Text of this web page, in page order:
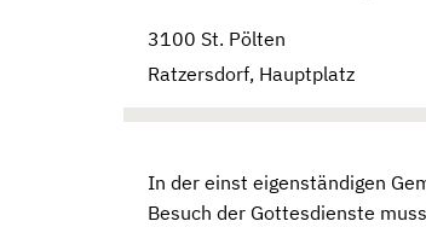
3100 St. Pölten
Ratzersdorf, Hauptplatz
In der einst eigenständigen
Besuch der Gottesdienste